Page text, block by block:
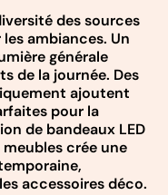
des sources
ambiances. Un
générale
de la journée. Des
ajoutent
pour la
de bandeaux LED
crée une
accessoires déco.